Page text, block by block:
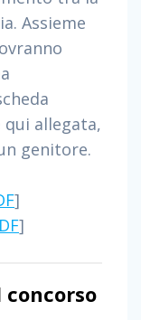
Assieme
allegata,
genitore.
]
]